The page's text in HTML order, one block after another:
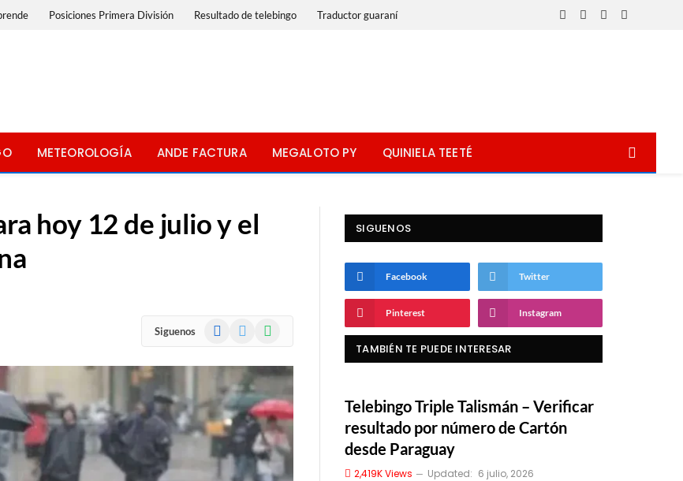
Posiciones Primera División Resultado de telebingo Traductor guaraní
Facebook
X
InstagramWhatsApp
METEOROLOGÍA ANDE FACTURA MEGALOTO PY QUINIELA TEETÉ
hoy 12 de julio y el
Siguenos Facebook WhatsApp
SIGUENOS
Facebook Twitter
Pinterest Instagram
TAMBIÉN TE PUEDE INTERESAR
Telebingo Triple Talismán – Verificar
resultado por número de Cartón
desde Paraguay
2,419KViews Updated: 6 julio, 2026